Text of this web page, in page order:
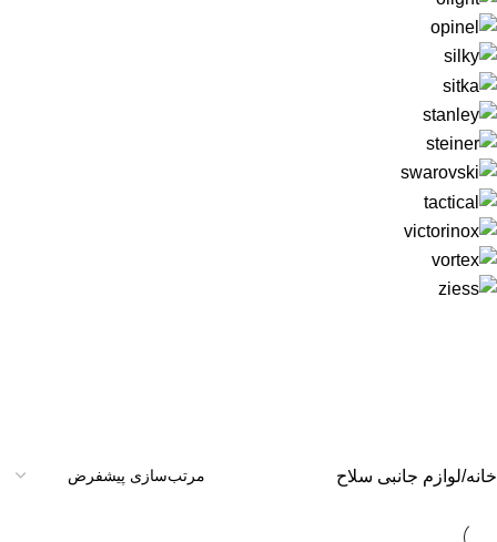
خانه لوازم جانبی سلاح